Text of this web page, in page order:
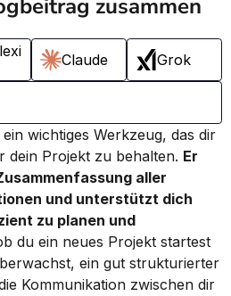
zusammen
Claude Grok
ein wichtiges Werkzeug, das dir
dein Projekt zu behalten. Er
aller
und unterstützt dich
zu planen und
du ein neues Projekt startest
ein gut strukturierter
Kommunikation zwischen dir